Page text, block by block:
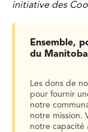
initiative des
Ensemble,
du Manitoba
Les dons de
pour fournir
notre
notre mission.
notre capacité